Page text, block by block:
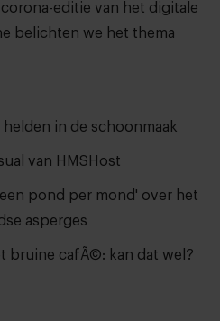
editie van het digitale
belichten we het thema
in de schoonmaak
van HMSHost
pond per mond' over het
asperges
bruine cafÃ©: kan dat wel?